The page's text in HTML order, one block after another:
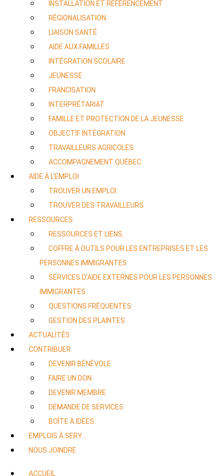
INSTALLATION ET RÉFÉRENCEMENT
RÉGIONALISATION
LIAISON SANTÉ
AIDE AUX FAMILLES
INTÉGRATION SCOLAIRE
JEUNESSE
FRANCISATION
INTERPRÉTARIAT
FAMILLE ET PROTECTION DE LA JEUNESSE
OBJECTIF INTÉGRATION
TRAVAILLEURS AGRICOLES
ACCOMPAGNEMENT QUÉBEC
AIDE À L’EMPLOI
TROUVER UN EMPLOI
TROUVER DES TRAVAILLEURS
RESSOURCES
RESSOURCES ET LIENS
COFFRE À OUTILS POUR LES ENTREPRISES ET LES
PERSONNES IMMIGRANTES
SERVICES D’AIDE EXTERNES POUR LES PERSONNES
IMMIGRANTES
QUESTIONS FRÉQUENTES
GESTION DES PLAINTES
ACTUALITÉS
CONTRIBUER
DEVENIR BÉNÉVOLE
FAIRE UN DON
DEVENIR MEMBRE
DEMANDE DE SERVICES
BOÎTE À IDÉES
EMPLOIS À SERY…
NOUS JOINDRE
ACCUEIL